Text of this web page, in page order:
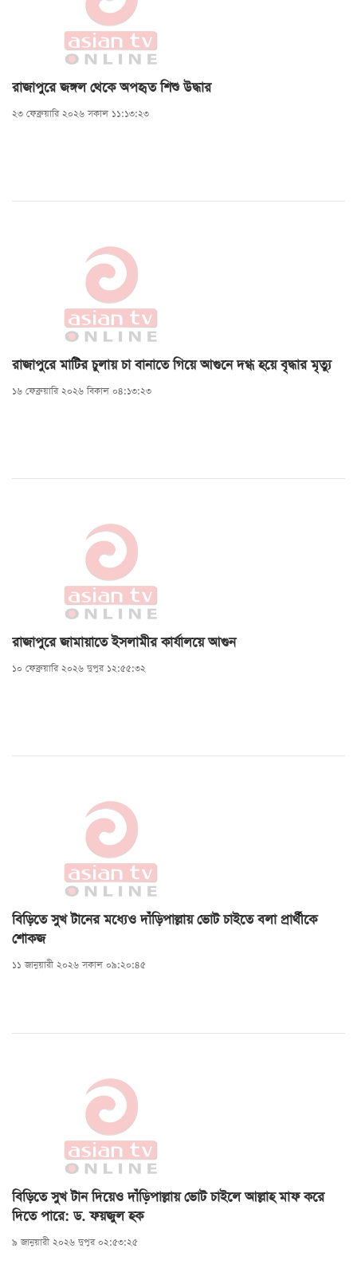
রাজাপুরে জঙ্গল থেকে অপহৃত শিশু উদ্ধার
২৩ ফেব্রুয়ারি ২০২৬ সকাল ১১:১৩:২৩
রাজাপুরে মাটির চুলায় চা বানাতে গিয়ে আগুনে দগ্ধ হয়ে বৃদ্ধার মৃত্যু
১৬ ফেব্রুয়ারি ২০২৬ বিকাল ০৪:১৩:২৩
রাজাপুরে জামায়াতে ইসলামীর কার্যালয়ে আগুন
১০ ফেব্রুয়ারি ২০২৬ দুপুর ১২:৫৫:৩২
বিড়িতে সুখ টানের মধ্যেও দাঁড়িপাল্লায় ভোট চাইতে বলা প্রার্থীকে
শোকজ
১১ জানুয়ারী ২০২৬ সকাল ০৯:২০:৪৫
বিড়িতে সুখ টান দিয়েও দাঁড়িপাল্লায় ভোট চাইলে আল্লাহ মাফ করে
দিতে পারে: ড. ফয়জুল হক
৯ জানুয়ারী ২০২৬ দুপুর ০২:৫৩:২৫